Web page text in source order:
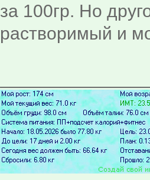
за 100гр. Но
растворимый и